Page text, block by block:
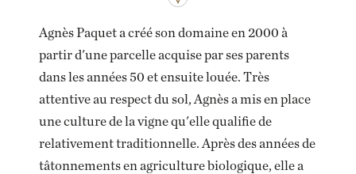
Agnès Paquet a créé son domaine en 2000 à
partir d'une parcelle acquise par ses parents
dans les années 50 et ensuite louée. Très
attentive au respect du sol, Agnès a mis en place
une culture de la vigne qu'elle qualifie de
relativement traditionnelle. Après des années de
tâtonnements en agriculture biologique, elle a